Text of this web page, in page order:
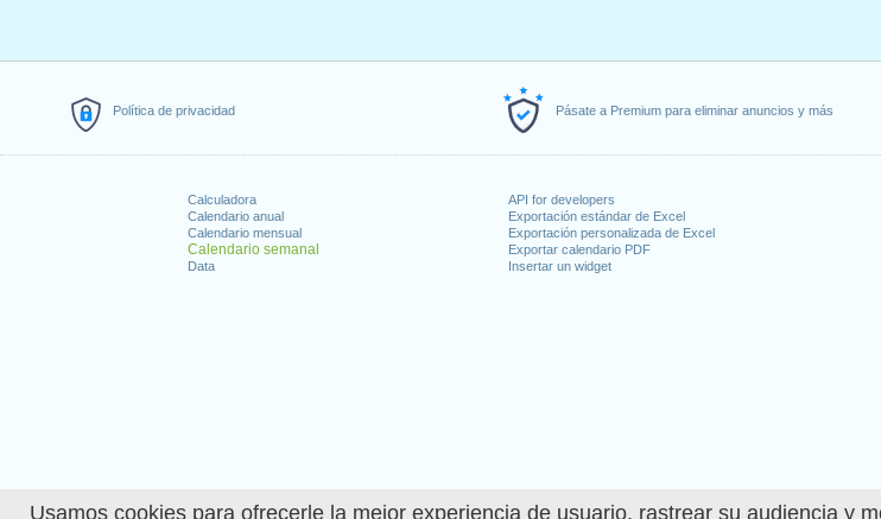
Usamos cookies para ofrecerle la mejor experiencia de usuario, rastrear su audiencia y
Política de privacidad Pásate a Premium para eliminar anuncios y más
Calculadora
Calendario anual
Calendario mensual
Calendario semanal
Data
API for developers
Exportación estándar de Excel
Exportación personalizada de Excel
Exportar calendario PDF
Insertar un widget